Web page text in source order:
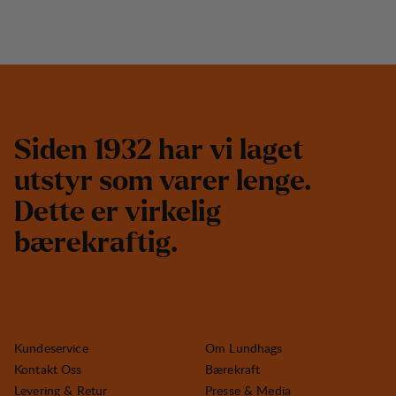
Siden 1932 har vi laget
utstyr som varer lenge.
Dette er virkelig
bærekraftig.
Kundeservice
Kontakt Oss
Levering & Retur
Om Lundhags
Bærekraft
Presse & Media